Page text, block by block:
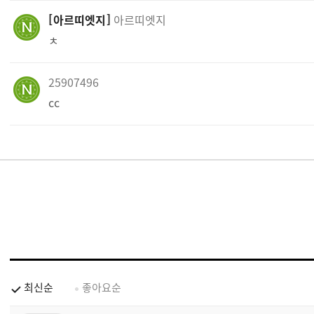
아르띠엣지 아르띠엣지
ㅊ
25907496
cc
최신순 좋아요순